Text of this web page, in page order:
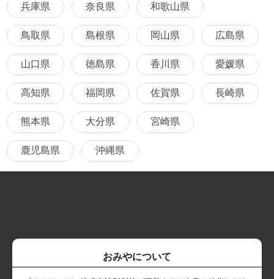
兵庫県 奈良県 和歌山県
鳥取県 島根県 岡山県 広島県
山口県 徳島県 香川県 愛媛県
高知県 福岡県 佐賀県 長崎県
熊本県 大分県 宮崎県
鹿児島県 沖縄県
おみやについて